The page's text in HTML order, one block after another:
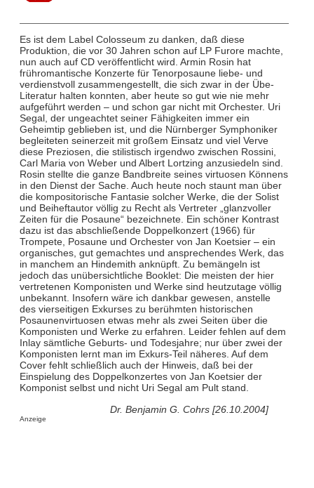
Es ist dem Label Colosseum zu danken, daß diese
Produktion, die vor 30 Jahren schon auf LP Furore machte,
nun auch auf CD veröffentlicht wird. Armin Rosin hat
frühromantische Konzerte für Tenorposaune liebe- und
verdienstvoll zusammengestellt, die sich zwar in der Übe-
Literatur halten konnten, aber heute so gut wie nie mehr
aufgeführt werden – und schon gar nicht mit Orchester. Uri
Segal, der ungeachtet seiner Fähigkeiten immer ein
Geheimtip geblieben ist, und die Nürnberger Symphoniker
begleiteten seinerzeit mit großem Einsatz und viel Verve
diese Preziosen, die stilistisch irgendwo zwischen Rossini,
Carl Maria von Weber und Albert Lortzing anzusiedeln sind.
Rosin stellte die ganze Bandbreite seines virtuosen Könnens
in den Dienst der Sache. Auch heute noch staunt man über
die kompositorische Fantasie solcher Werke, die der Solist
und Beiheftautor völlig zu Recht als Vertreter „glanzvoller
Zeiten für die Posaune“ bezeichnete. Ein schöner Kontrast
dazu ist das abschließende Doppelkonzert (1966) für
Trompete, Posaune und Orchester von Jan Koetsier – ein
organisches, gut gemachtes und ansprechendes Werk, das
in manchem an Hindemith anknüpft. Zu bemängeln ist
jedoch das unübersichtliche Booklet: Die meisten der hier
vertretenen Komponisten und Werke sind heutzutage völlig
unbekannt. Insofern wäre ich dankbar gewesen, anstelle
des vierseitigen Exkurses zu berühmten historischen
Posaunenvirtuosen etwas mehr als zwei Seiten über die
Komponisten und Werke zu erfahren. Leider fehlen auf dem
Inlay sämtliche Geburts- und Todesjahre; nur über zwei der
Komponisten lernt man im Exkurs-Teil näheres. Auf dem
Cover fehlt schließlich auch der Hinweis, daß bei der
Einspielung des Doppelkonzertes von Jan Koetsier der
Komponist selbst und nicht Uri Segal am Pult stand.
Dr. Benjamin G. Cohrs [26.10.2004]
Anzeige